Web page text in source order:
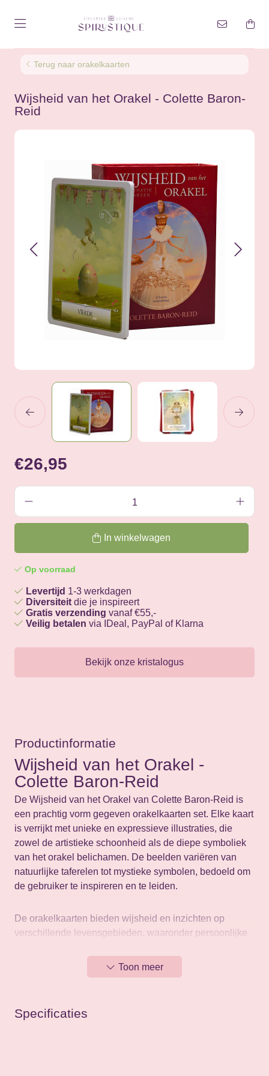
Terug naar orakelkaarten
Wijsheid van het Orakel - Colette Baron-
Reid
€26,95
In winkelwagen
Op voorraad
Levertijd 1-3 werkdagen
Diversiteit die je inspireert
Gratis verzending vanaf €55,-
Veilig betalen via IDeal, PayPal of Klarna
Bekijk onze kristalogus
Productinformatie
Wijsheid van het Orakel -
Colette Baron-Reid
De Wijsheid van het Orakel van Colette Baron-Reid is
een prachtig vorm gegeven orakelkaarten set. Elke kaart
is verrijkt met unieke en expressieve illustraties, die
zowel de artistieke schoonheid als de diepe symboliek
van het orakel belichamen. De beelden variëren van
natuurlijke taferelen tot mystieke symbolen, bedoeld om
de gebruiker te inspireren en te leiden.
De orakelkaarten bieden wijsheid en inzichten op
verschillende levensgebieden, waaronder persoonlijke
besluitvorming. De set is ontworpen om de vraagsteller
te helpen bij het verkrijgen van duidelijkheid,
Toon meer
Specificaties